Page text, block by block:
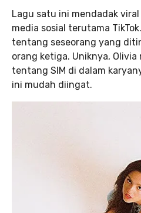
Lagu satu ini mendadak
media sosial terutama
tentang seseorang yang
orang ketiga. Uniknya,
tentang SIM di dalam
ini mudah diingat.